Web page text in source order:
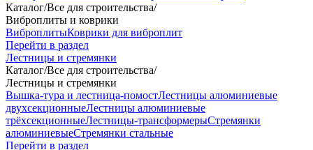
Каталог/Все для строительства/
Виброплиты и коврики
ВиброплитыКоврики для виброплит
Перейти в раздел
Лестницы и стремянки
Каталог/Все для строительства/
Лестницы и стремянки
Вышка-тура и лестница-помостЛестницы алюминиевые
двухсекционныеЛестницы алюминиевые
трёхсекционныеЛестницы-трансформерыСтремянки
алюминиевыеСтремянки стальные
Перейти в раздел